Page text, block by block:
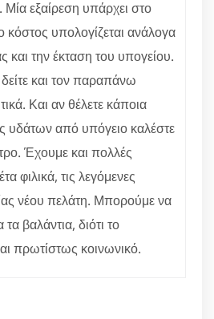
εξαίρεση υπάρχει στο
κόστος υπολογίζεται ανάλογα
και την έκταση του υπογείου.
και τον παραπάνω
Και αν θέλετε κάποια
από υπόγειο καλέστε
Έχουμε και πολλές
φιλικά, τις λεγόμενες
νέου πελάτη. Μπορούμε να
βαλάντια, διότι το
πρωτίστως κοινωνικό.